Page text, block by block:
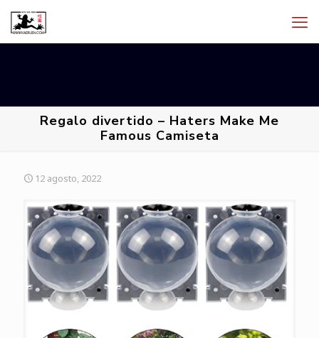
Regalo divertido – Haters Make Me
Famous Camiseta
12 agosto, 2022